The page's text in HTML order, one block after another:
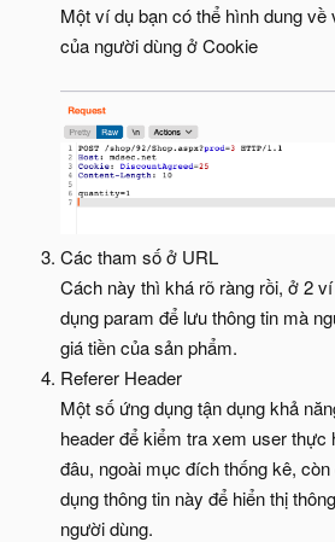
Một ví dụ bạn có thể hình dung
của người dùng ở Cookie
Các tham số ở URL
Cách này thì khá rõ ràng rồi, ở 2
dụng param để lưu thông tin mà
giá tiền của sản phẩm.
Referer Header
Một số ứng dụng tận dụng khả
header để kiểm tra xem user thực
đâu, ngoài mục đích thống kê,
dụng thông tin này để hiển thị
người dùng.